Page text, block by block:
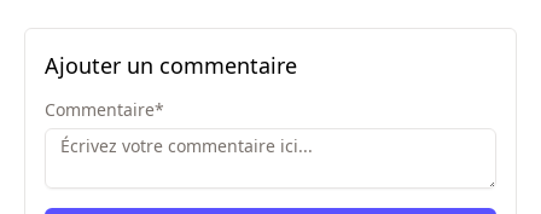
Ajouter un commentaire
Commentaire*